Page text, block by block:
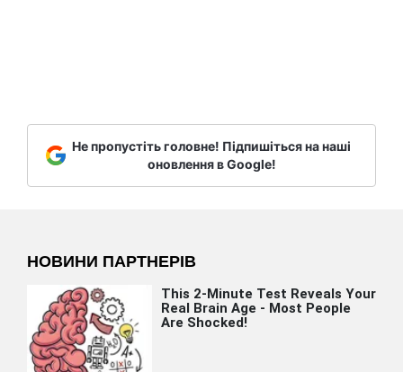
Не пропустіть головне! Підпишіться на наші
оновлення в Google!